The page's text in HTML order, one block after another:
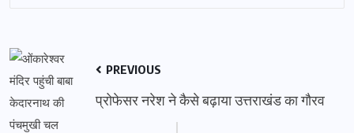
PREVIOUS
प्रोफेसर नरेश ने कैसे बढ़ाया उत्तराखंड का गौरव